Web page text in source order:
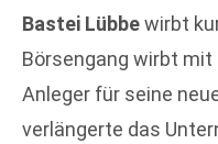
Bastei Lübbewirbt
Börsengang wirbt
Anleger für seine
verlängerte das